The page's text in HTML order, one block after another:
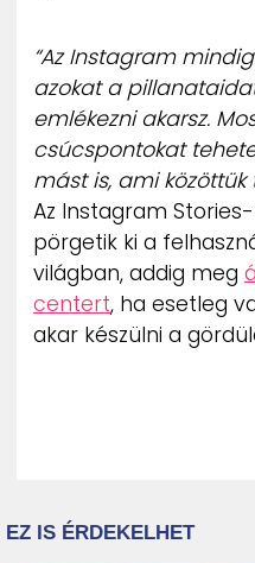
“Az Instagram
azokat a
emlékezni akarsz.
csúcspontokat
mást is, ami közöttük
Az Instagram
pörgetik ki a
világban, addig meg
centert, ha esetleg
akar készülni a